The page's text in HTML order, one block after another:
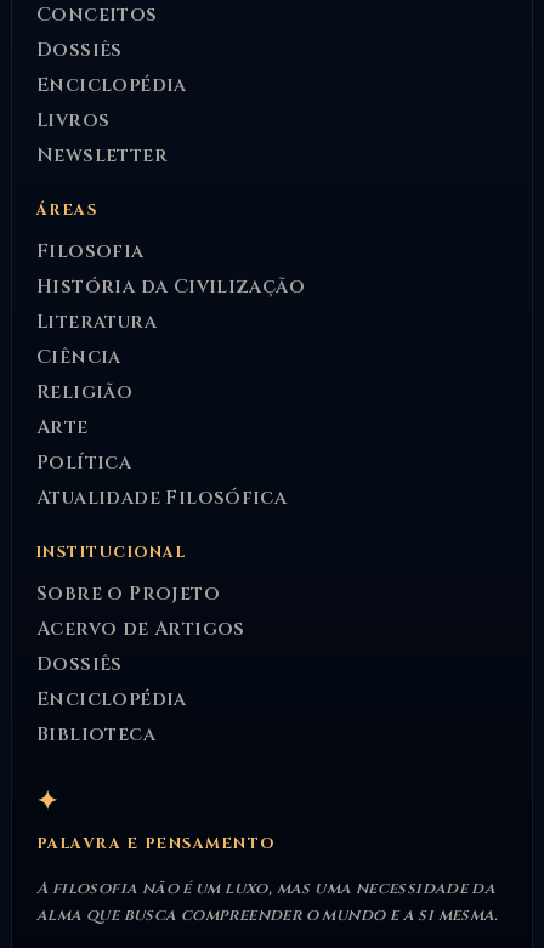
Conceitos
Dossiês
Enciclopédia
Livros
Newsletter
ÁREAS
Filosofia
História da Civilização
Literatura
Ciência
Religião
Arte
Política
Atualidade Filosófica
INSTITUCIONAL
Sobre o Projeto
Acervo de Artigos
Dossiês
Enciclopédia
Biblioteca
✦
PALAVRA E PENSAMENTO
A filosofia não é um luxo, mas uma necessidade da
alma que busca compreender o mundo e a si mesma.